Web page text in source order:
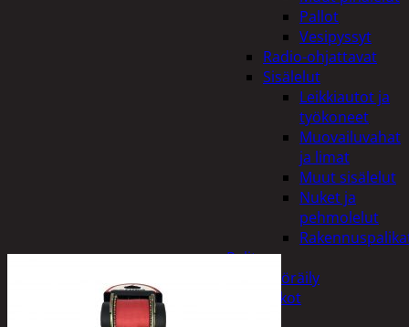
Pallot
Vesipyssyt
Radio-ohjattavat
Sisälelut
Leikkiautot ja
työkoneet
Muovailuvahat
ja limat
Muut sisälelut
Nuket ja
pehmolelut
Pelit
Polkupyöräily
Lukot